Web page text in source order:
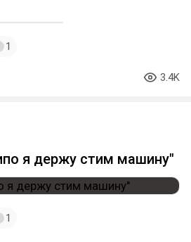
1
3.4K
я держу стим машину"
1